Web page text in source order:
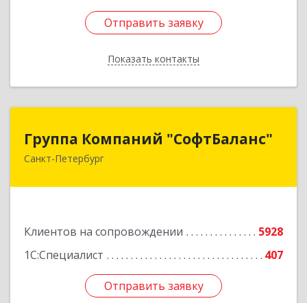
Отправить заявку
Показать контакты
Отправить заявку
Назад
Группа Компаний "СофтБаланс"
Санкт-Петербург
Клиентов на сопровождении
5928
1С:Специалист
407
Отправить заявку
Группа Компаний "СофтБаланс"
195112, Санкт-Петербург г, Заневский пр-кт,
Отправить заявку